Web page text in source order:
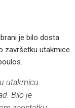
je bilo dosta
završetku utakmice
utakmicu.
Bilo je